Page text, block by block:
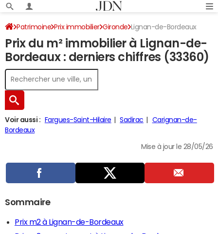
Patrimoine Prix immobilier Gironde Lignan-de-Bordeaux
Prix du m² immobilier à Lignan-de-
Bordeaux : derniers chiffres (33360)
Voir aussi : Fargues-Saint-Hilaire Sadirac
Carignan-de-
Bordeaux
Mise à jour le 28/05/26
Sommaire
Prix m2 à Lignan-de-Bordeaux